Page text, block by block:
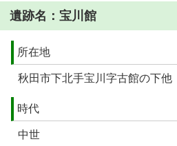
遺跡名：宝川館
所在地
秋田市下北手宝川字古館の下他
時代
中世